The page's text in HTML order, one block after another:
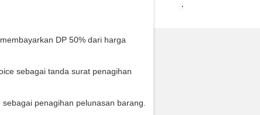
DP 50% dari harga
sebagai tanda surat penagihan
penagihan pelunasan barang.